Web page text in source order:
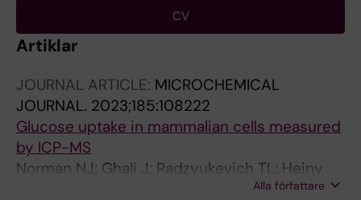
CV
Artiklar
JOURNAL ARTICLE: MICROCHEMICAL
JOURNAL. 2023;185:108222
Glucose uptake in mammalian cells measured
by ICP-MS
Norman NJ; Ghali J; Radzyukevich TL; Heiny
Alla författare